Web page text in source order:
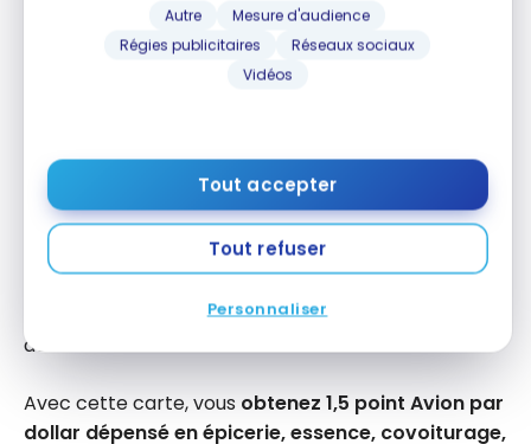
Autre
Mesure d'audience
Régies publicitaires
Réseaux sociaux
Vidéos
Tout accepter
Tout refuser
Personnaliser
cartes de crédit pour les nouveaux arrivants au
est laCarte Visa RBC ION.
pas de frais annuelsetpas d’exigence de revenu
minimum
LaCarte Visa RBC IONpermet d’accumuler des
souvent un bonus de bienvenue pour vous aider à
démarrer.
Avec cette carte, vous obtenez 1,5 point Avion par
dollar dépensé en épicerie, essence, covoiturage,